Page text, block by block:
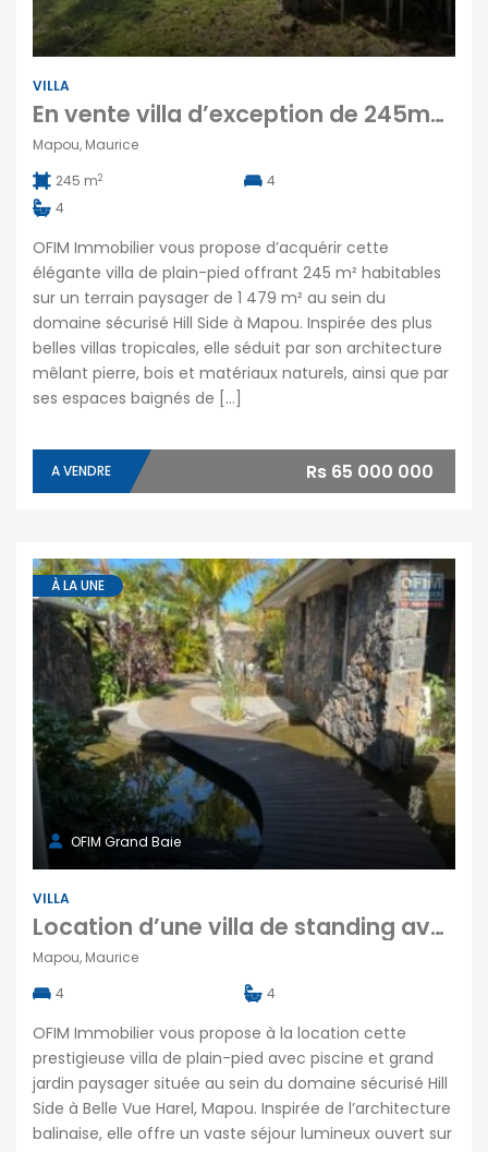
VILLA
En vente villa d’exception de 245m2 sur un terrain paysager de 1 479 m² à Hill Side Mapou Maurice
Mapou, Maurice
245 m2
4
4
OFIM Immobilier vous propose d’acquérir cette
élégante villa de plain-pied offrant 245 m² habitables
sur un terrain paysager de 1 479 m² au sein du
domaine sécurisé Hill Side à Mapou. Inspirée des plus
belles villas tropicales, elle séduit par son architecture
mêlant pierre, bois et matériaux naturels, ainsi que par
ses espaces baignés de […]
A VENDRE Rs 65 000 000
À LA UNE
OFIM Grand Baie
VILLA
Location d’une villa de standing avec piscine et jardin paysager au Domaine Hill Side Mapou Maurice
Mapou, Maurice
4
4
OFIM Immobilier vous propose à la location cette
prestigieuse villa de plain-pied avec piscine et grand
jardin paysager située au sein du domaine sécurisé Hill
Side à Belle Vue Harel, Mapou. Inspirée de l’architecture
balinaise, elle offre un vaste séjour lumineux ouvert sur